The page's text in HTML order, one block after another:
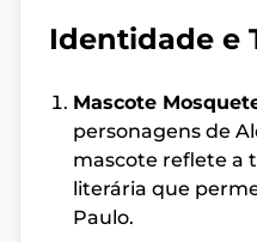
Identidade e
Mascote
personagens de
mascote reflete a
literária que
Paulo.